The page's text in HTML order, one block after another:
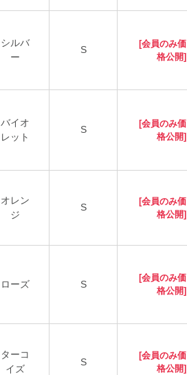
シルバ
ー
S
[会員のみ価
格公開]
バイオ
レット
S
[会員のみ価
格公開]
オレン
ジ
S
[会員のみ価
格公開]
ローズ S
[会員のみ価
格公開]
ターコ
イズ
S
[会員のみ価
格公開]